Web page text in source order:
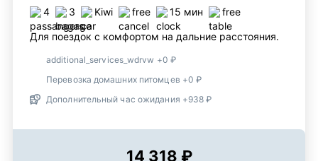
4 3 Kiwi free 15 мин free
Для поездок с комфортом на дальние расстояния.
additional_services_wdrvw +0 ₽
Перевозка домашних питомцев +0 ₽
Дополнительный час ожидания +938 ₽
14 318 ₽